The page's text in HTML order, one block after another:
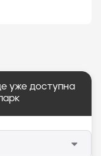
уже доступна